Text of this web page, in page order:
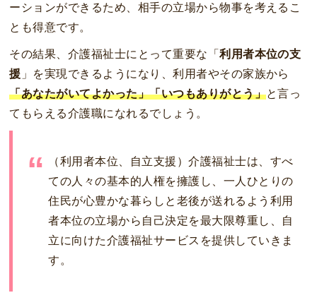
ーションができるため、相手の立場から物事を考えるこ
とも得意です。
その結果、介護福祉士にとって重要な「利用者本位の支
援 」を実現できるようになり、利用者やその家族から
「あなたがいてよかった」「いつもありがとう」と言っ
てもらえる介護職になれるでしょう。
（利用者本位、自立支援）介護福祉士は、すべ
ての人々の基本的人権を擁護し、一人ひとりの
住民が心豊かな暮らしと老後が送れるよう利用
者本位の立場から自己決定を最大限尊重し、自
立に向けた介護福祉サービスを提供していきま
す。